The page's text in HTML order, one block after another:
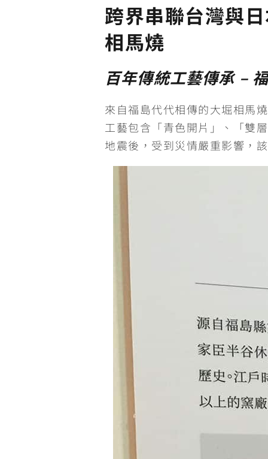
跨界串聯台灣與
相馬燒
百年傳統工藝傳承 –
來自福島代代相傳的大堀相馬
工藝包含「青色開片」、「雙
地震後，受到災情嚴重影響，